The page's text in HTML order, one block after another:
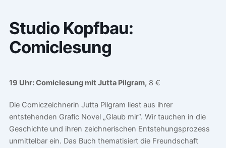
Studio Kopfbau:
Comiclesung
19 Uhr: Comiclesung mit Jutta Pilgram, 8 €
Die Comiczeichnerin Jutta Pilgram liest aus ihrer
entstehenden Grafic Novel „Glaub mir“. Wir tauchen in die
Geschichte und ihren zeichnerischen Entstehungsprozess
unmittelbar ein. Das Buch thematisiert die Freundschaft